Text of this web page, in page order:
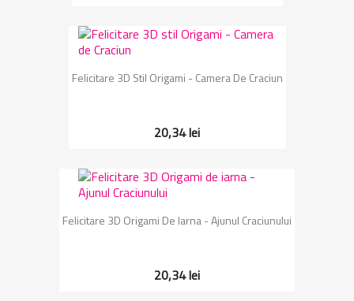
Felicitare 3D Stil Origami - Camera De Craciun
20,34 lei
Felicitare 3D Origami De Iarna - Ajunul Craciunului
20,34 lei